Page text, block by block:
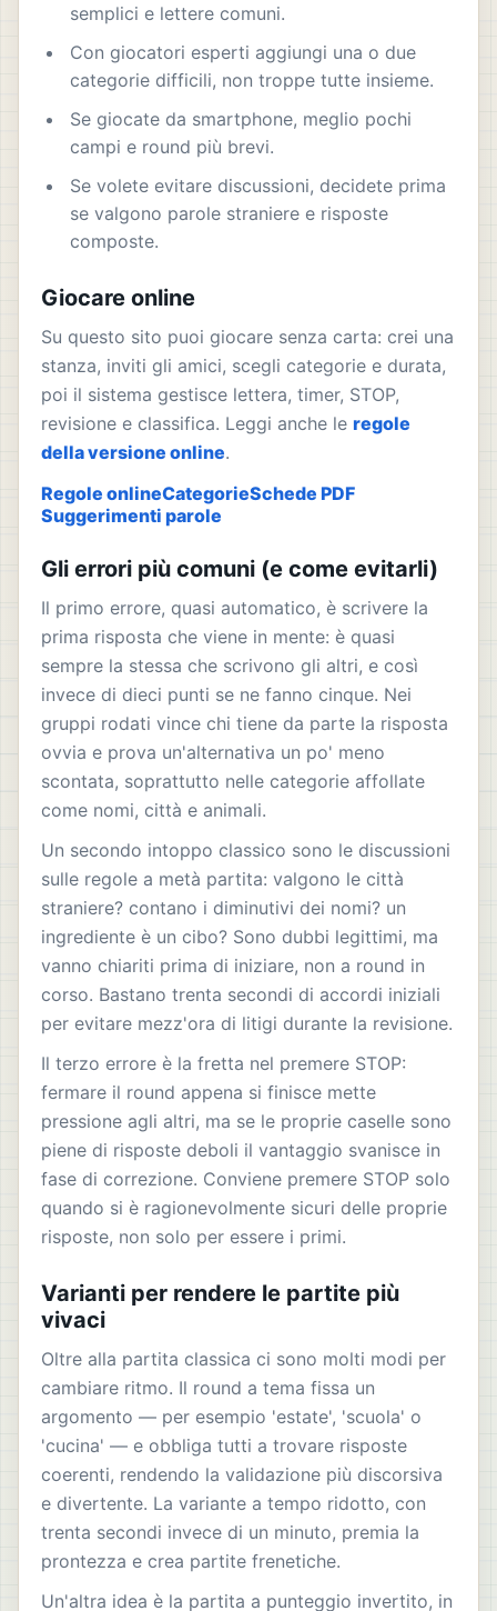
semplici e lettere comuni.
Con giocatori esperti aggiungi una o due
categorie difficili, non troppe tutte insieme.
Se giocate da smartphone, meglio pochi
campi e round più brevi.
Se volete evitare discussioni, decidete prima
se valgono parole straniere e risposte
composte.
Giocare online
Su questo sito puoi giocare senza carta: crei una
stanza, inviti gli amici, scegli categorie e durata,
poi il sistema gestisce lettera, timer, STOP,
revisione e classifica. Leggi anche le regole
della versione online.
Regole onlineCategorieSchede PDF
Suggerimenti parole
Gli errori più comuni (e come evitarli)
Il primo errore, quasi automatico, è scrivere la
prima risposta che viene in mente: è quasi
sempre la stessa che scrivono gli altri, e così
invece di dieci punti se ne fanno cinque. Nei
gruppi rodati vince chi tiene da parte la risposta
ovvia e prova un'alternativa un po' meno
scontata, soprattutto nelle categorie affollate
come nomi, città e animali.
Un secondo intoppo classico sono le discussioni
sulle regole a metà partita: valgono le città
straniere? contano i diminutivi dei nomi? un
ingrediente è un cibo? Sono dubbi legittimi, ma
vanno chiariti prima di iniziare, non a round in
corso. Bastano trenta secondi di accordi iniziali
per evitare mezz'ora di litigi durante la revisione.
Il terzo errore è la fretta nel premere STOP:
fermare il round appena si finisce mette
pressione agli altri, ma se le proprie caselle sono
piene di risposte deboli il vantaggio svanisce in
fase di correzione. Conviene premere STOP solo
quando si è ragionevolmente sicuri delle proprie
risposte, non solo per essere i primi.
Varianti per rendere le partite più
vivaci
Oltre alla partita classica ci sono molti modi per
cambiare ritmo. Il round a tema fissa un
argomento — per esempio 'estate', 'scuola' o
'cucina' — e obbliga tutti a trovare risposte
coerenti, rendendo la validazione più discorsiva
e divertente. La variante a tempo ridotto, con
trenta secondi invece di un minuto, premia la
prontezza e crea partite frenetiche.
Un'altra idea è la partita a punteggio invertito, in